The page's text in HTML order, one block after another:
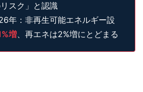
スク」と認識
年：非再生可能エネルギー設
増、再エネは2%増にとどまる